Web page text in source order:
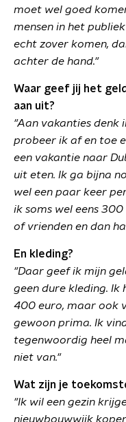
moet wel goed
mensen in het
echt zover komen,
achter de hand."
Waar geef jij het
aan uit?
"Aan vakanties denk
probeer ik af en toe
een vakantie naar
uit eten. Ik ga bijna
wel een paar keer
ik soms wel eens
of vrienden en dan
En kleding?
"Daar geef ik mijn
geen dure kleding. Ik
400 euro, maar ook
gewoon prima. Ik
tegenwoordig heel
niet van."
Wat zijn je
"Ik wil een gezin
nieuwbouwwijk